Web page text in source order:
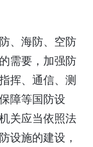
、海防、空防
需要，加强防
挥、通信、测
障等国防设
关应当依照法
设施的建设，